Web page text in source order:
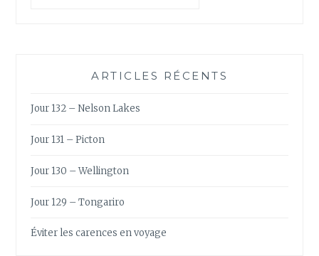
ARTICLES RÉCENTS
Jour 132 – Nelson Lakes
Jour 131 – Picton
Jour 130 – Wellington
Jour 129 – Tongariro
Éviter les carences en voyage